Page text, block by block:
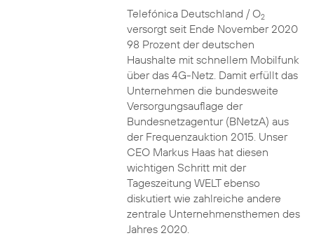
Telefónica Deutschland / O2
versorgt seit Ende November 2020
98 Prozent der deutschen
Haushalte mit schnellem Mobilfunk
über das 4G-Netz. Damit erfüllt das
Unternehmen die bundesweite
Versorgungsauflage der
Bundesnetzagentur (BNetzA) aus
der Frequenzauktion 2015. Unser
CEO Markus Haas hat diesen
wichtigen Schritt mit der
Tageszeitung WELT ebenso
diskutiert wie zahlreiche andere
zentrale Unternehmensthemen des
Jahres 2020.